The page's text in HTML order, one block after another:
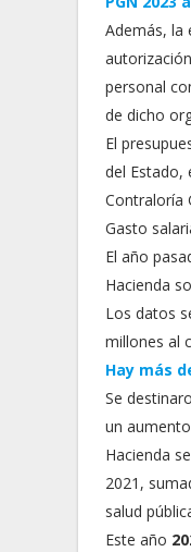
Además, la
personal
de dicho
El
del Estado,
Contraloría
Gasto
El año
Hacienda
Los datos
millones al
Hay más
Se
un
Hacienda
2021,
salud
Este año